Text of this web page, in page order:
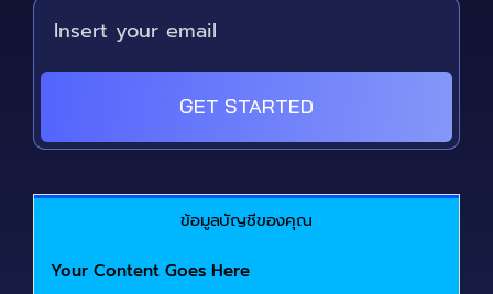
GET STARTED
ข้อมูลบัญชีของคุณ
Your Content Goes Here